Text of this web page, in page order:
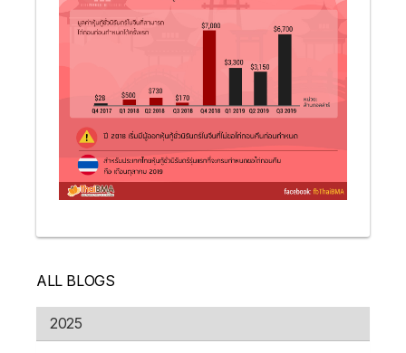
ALL BLOGS
2025